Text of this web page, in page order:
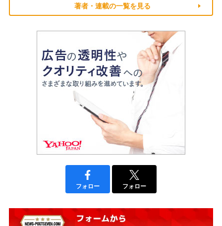
著者・連載の一覧を見る
フォロー フォロー